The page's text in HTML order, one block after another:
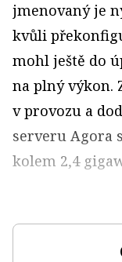
jmenovaný je
kvůli
mohl ještě do
na plný výkon.
v provozu a
serveru Agora
kolem 2,4